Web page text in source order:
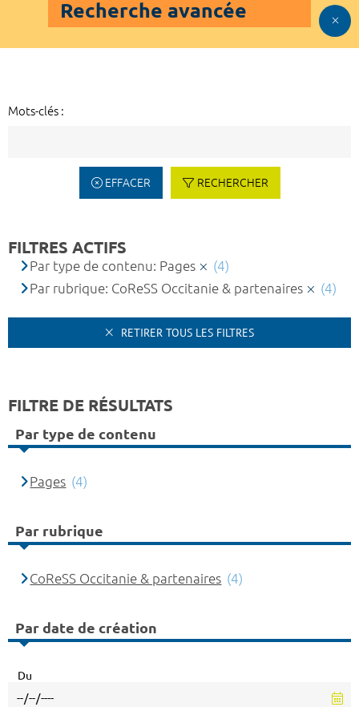
Recherche avancée
Mots-clés :
EFFACER RECHERCHER
FILTRES ACTIFS
Par type de contenu: Pages
(4)
Par rubrique: CoReSS Occitanie & partenaires
(4)
RETIRER TOUS LES FILTRES
FILTRE DE RÉSULTATS
Par type de contenu
Pages (4)
Par rubrique
CoReSS Occitanie & partenaires (4)
Par date de création
Du